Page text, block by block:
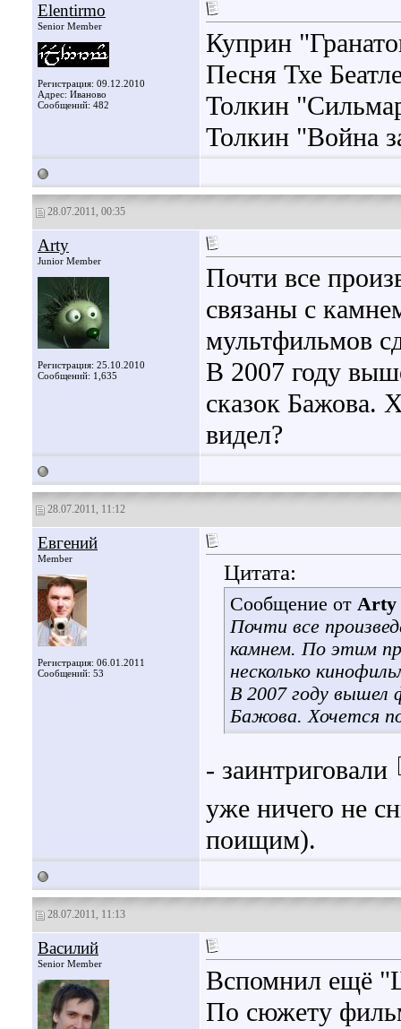
Elentirmo
Senior Member
Регистрация: 09.12.2010
Адрес: Иваново
Сообщений: 482
Куприн
Песня Тхе
Толкин
Толкин "Война
28.07.2011, 00:35
Arty
Junior Member
Регистрация: 25.10.2010
Сообщений: 1,635
Почти все
связаны с
мультфильмов
В 2007 году
сказок Бажова.
видел?
28.07.2011, 11:12
Евгений
Member
Регистрация: 06.01.2011
Сообщений: 53
Цитата:
Сообщение от Arty
Почти все
камнем. По этим
несколько
В 2007 году вышел
Бажова. Хочется
- заинтриговали
уже ничего не
поищим).
28.07.2011, 11:13
Василий
Senior Member
Вспомнил ещё
По сюжету